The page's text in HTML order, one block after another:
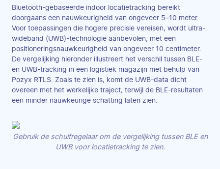
Bluetooth-gebaseerde indoor locatietracking bereikt
doorgaans een nauwkeurigheid van ongeveer 5–10 meter.
Voor toepassingen die hogere precisie vereisen, wordt ultra-
wideband (UWB)-technologie aanbevolen, met een
positioneringsnauwkeurigheid van ongeveer 10 centimeter.
De vergelijking hieronder illustreert het verschil tussen BLE-
en UWB-tracking in een logistiek magazijn met behulp van
Pozyx RTLS. Zoals te zien is, komt de UWB-data dicht
overeen met het werkelijke traject, terwijl de BLE-resultaten
een minder nauwkeurige schatting laten zien.
Gebruik de schuifregelaar om de vergelijking tussen BLE en
UWB voor locatietracking te zien.